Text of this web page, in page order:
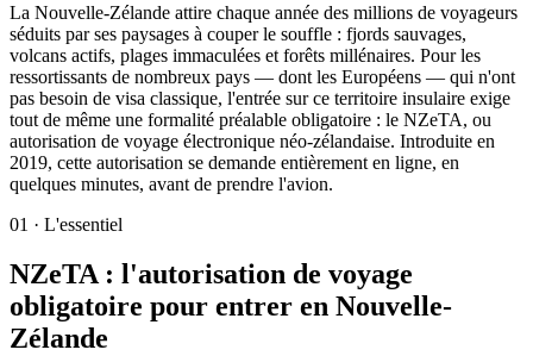
La Nouvelle-Zélande attire chaque année des millions de voyageurs
séduits par ses paysages à couper le souffle : fjords sauvages,
volcans actifs, plages immaculées et forêts millénaires. Pour les
ressortissants de nombreux pays — dont les Européens — qui n'ont
pas besoin de visa classique, l'entrée sur ce territoire insulaire exige
tout de même une formalité préalable obligatoire : le NZeTA, ou
autorisation de voyage électronique néo-zélandaise. Introduite en
2019, cette autorisation se demande entièrement en ligne, en
quelques minutes, avant de prendre l'avion.
01 · L'essentiel
NZeTA : l'autorisation de voyage
obligatoire pour entrer en Nouvelle-
Zélande